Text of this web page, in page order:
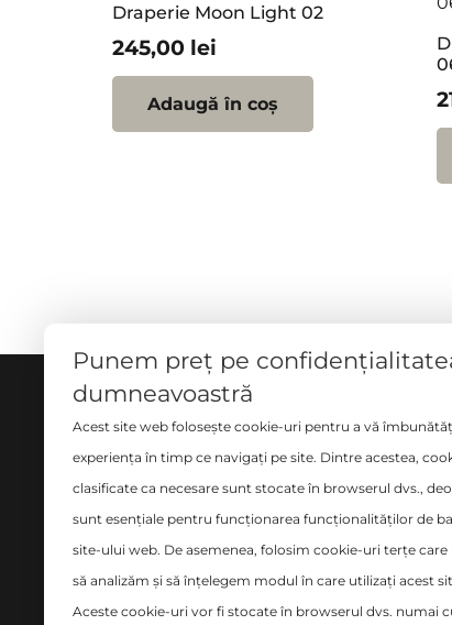
Draperie Moon Light 02
245,00 lei
Adaugă în coș
Ne implicăm cu pasiune și
seriozitate în tot ce facem și ne
place să credem că avem o
abordare diferită în domeniul
amenajărilor interioare.
Punem preț pe
dumneavoastră
Acest site web folosește cookie-uri pentru a vă
experiența în timp ce navigați pe site. Dintre acestea,
clasificate ca necesare sunt stocate în browserul dvs.,
sunt esențiale pentru funcționarea funcționalităților de
site-ului web. De asemenea, folosim cookie-uri terțe care
să analizăm și să înțelegem modul în care utilizați acest
Aceste cookie-uri vor fi stocate în browserul dvs. numai